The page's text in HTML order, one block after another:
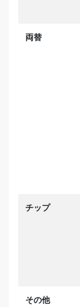
両替
チップ
その他